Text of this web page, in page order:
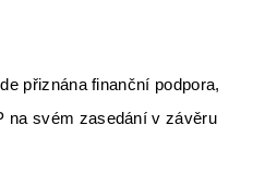
přiznána finanční podpora,
na svém zasedání v závěru